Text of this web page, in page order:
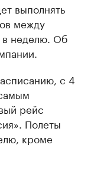
выполнять
между
в неделю. Об
с 4
рейс
Полеты
кроме